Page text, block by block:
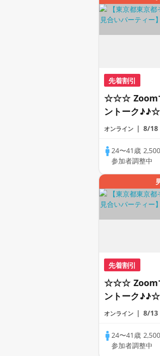
先着割引
☆☆☆ Zoom
ントーク
差♪♪ そろそ
アルなオン
の方が対象
オンライン 8/18
24〜41歳
参加者調整中
先着割引
☆☆☆ Zoom
ントーク
差♪♪ そろそ
アルなオン
の方が対象
オンライン 8/13
24〜41歳
参加者調整中